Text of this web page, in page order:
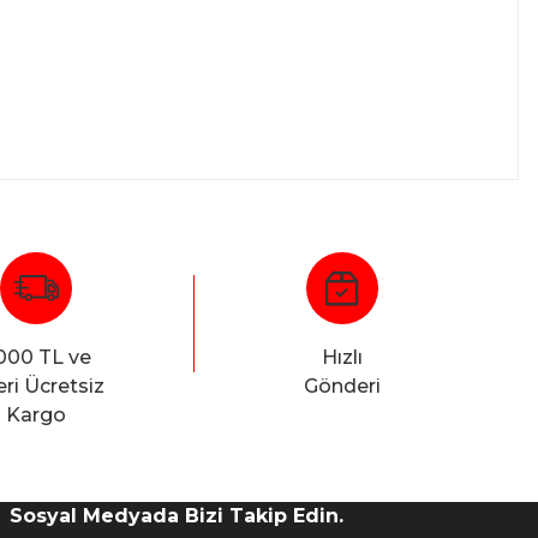
TL ve
Ücretsiz
Kargo
Hızlı
Gönderi
Sosyal Medyada Bizi Takip Edin.